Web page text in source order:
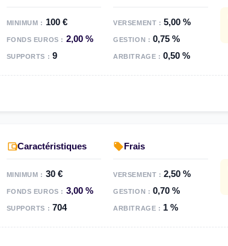
MINIMUM : 100 €
FONDS EUROS : 2,00 %
SUPPORTS : 9
VERSEMENT : 5,00 %
GESTION : 0,75 %
ARBITRAGE : 0,50 %
Caractéristiques
MINIMUM : 30 €
FONDS EUROS : 3,00 %
SUPPORTS : 704
Frais
VERSEMENT : 2,50 %
GESTION : 0,70 %
ARBITRAGE : 1 %